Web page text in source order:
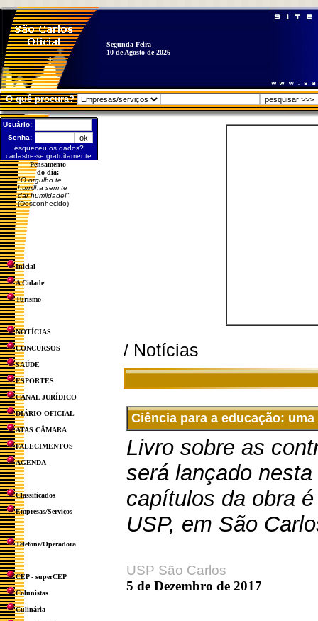
Segunda-Feira
10 de Agosto de 2026
O quê procura?
Usuário:
Senha:
esqueceu os dados?
cadastre-se gratuitamente
Pensamento
do dia:
"O orgulho te
humilha sem te
dar humildade!"
(Desconhecido)
Inicial
A Cidade
Turismo
NOTÍCIAS
CONCURSOS
SAÚDE
ESPORTES
CANAL JURÍDICO
DIÁRIO OFICIAL
ATAS CÂMARA
FALECIMENTOS
AGENDA
Classificados
Empresas/Serviços
Telefone/Operadora
CEP - superCEP
Colunistas
Culinária
/ Notícias
Ciência para a educação:
Livro sobre as
será lançado
capítulos da obra
USP, em São
USP São Carlos
5 de Dezembro de 2017